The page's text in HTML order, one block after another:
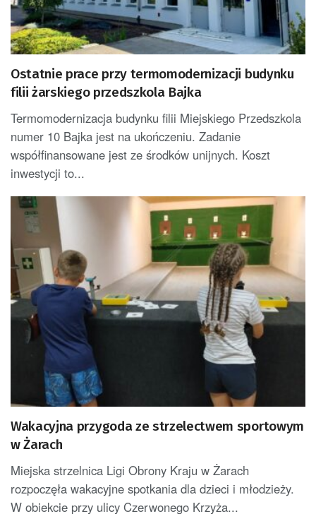
Ostatnie prace przy termomodernizacji budynku
filii żarskiego przedszkola Bajka
Termomodernizacja budynku filii Miejskiego Przedszkola
numer 10 Bajka jest na ukończeniu. Zadanie
współfinansowane jest ze środków unijnych. Koszt
inwestycji to...
Wakacyjna przygoda ze strzelectwem sportowym
w Żarach
Miejska strzelnica Ligi Obrony Kraju w Żarach
rozpoczęła wakacyjne spotkania dla dzieci i młodzieży.
W obiekcie przy ulicy Czerwonego Krzyża...